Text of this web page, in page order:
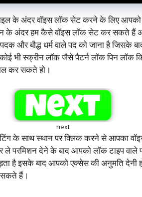
के अंदर वॉइस लॉक सेट करने के लिए आपको
अंदर हम कैसे वॉइस लॉक सेट कर सकते हैं
बौद्ध धर्म वाले पद को जाना है जिसके
स्क्रीन लॉक जैसे पैटर्न लॉक पिन लॉक
कर सकते हो।
next
के साथ स्थान पर क्लिक करने से आपका
परमिशन देने के बाद आपको लॉक टाइप वाले
है इसके बाद आपको एक्सेस की अनुमति देनी
हैं।